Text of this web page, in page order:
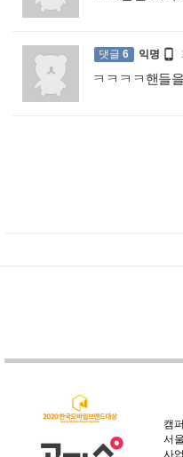
댓글 6 익명 
ㅋㅋㅋㅋ핸들
캠
서
사